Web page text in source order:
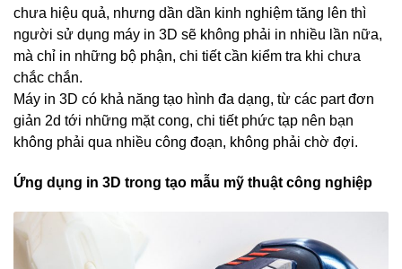
chưa hiệu quả, nhưng dần dần kinh nghiệm tăng lên thì
người sử dụng máy in 3D sẽ không phải in nhiều lần nữa,
mà chỉ in những bộ phận, chi tiết cần kiểm tra khi chưa
chắc chắn.
Máy in 3D có khả năng tạo hình đa dạng, từ các part đơn
giản 2d tới những mặt cong, chi tiết phức tạp nên bạn
không phải qua nhiều công đoạn, không phải chờ đợi.
Ứng dụng in 3D trong tạo mẫu mỹ thuật công nghiệp